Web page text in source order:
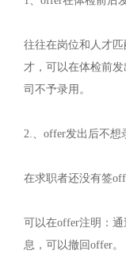
往往在岗位和人才
才，可以在体检前
司不予录用。
2.、offer发出后不想
在求职者还没有签
可以在offer注明：
息，可以撤回offer。